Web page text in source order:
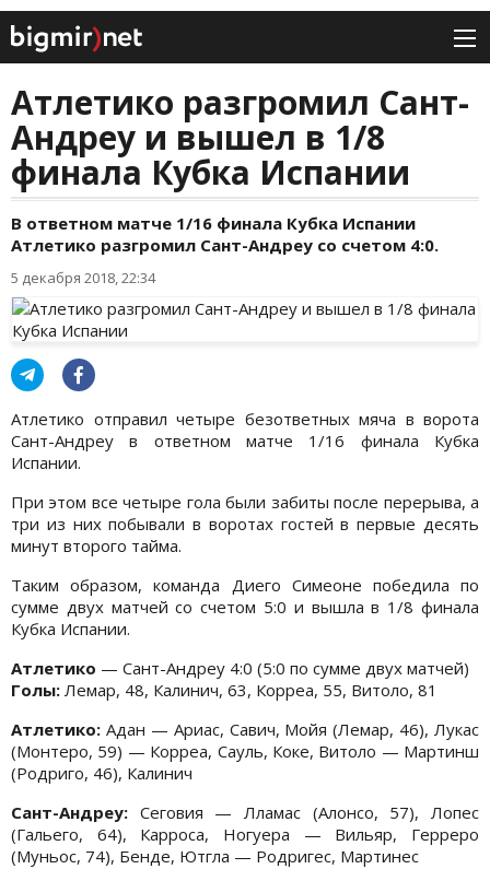
Атлетико разгромил Сант-
Андреу и вышел в 1/8
финала Кубка Испании
В ответном матче 1/16 финала Кубка Испании
Атлетико разгромил Сант-Андреу со счетом 4:0.
5 декабря 2018, 22:34
Атлетико отправил четыре безответных мяча в ворота
Сант-Андреу в ответном матче 1/16 финала Кубка
Испании.
При этом все четыре гола были забиты после перерыва, а
три из них побывали в воротах гостей в первые десять
минут второго тайма.
Таким образом, команда Диего Симеоне победила по
сумме двух матчей со счетом 5:0 и вышла в 1/8 финала
Кубка Испании.
Атлетико — Сант-Андреу 4:0 (5:0 по сумме двух матчей)
Голы: Лемар, 48, Калинич, 63, Корреа, 55, Витоло, 81
Атлетико: Адан — Ариас, Савич, Мойя (Лемар, 46), Лукас
(Монтеро, 59) — Корреа, Сауль, Коке, Витоло — Мартинш
(Родриго, 46), Калинич
Сант-Андреу: Сеговия — Лламас (Алонсо, 57), Лопес
(Гальего, 64), Карроса, Ногуера — Вильяр, Герреро
(Муньос, 74), Бенде, Ютгла — Родригес, Мартинес